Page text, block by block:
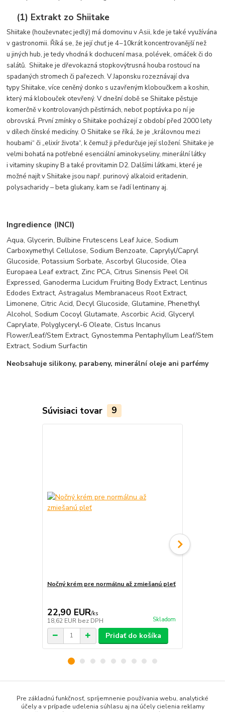
(1) Extrakt zo Shiitake
Shiitake (houževnatec jedlý) má domovinu v Asii, kde je také využívána
v gastronomii. Říká se, že její chuť je 4−10krát koncentrovanější než
u jiných hub, je tedy vhodná k dochucení masa, polévek, omáček či do
salátů. Shiitake je dřevokazná stopkovýtrusná houba rostoucí na
spadaných stromech či pařezech. V Japonsku rozeznávají dva
typy Shiitake, více ceněný donko s uzavřeným kloboučkem a koshin,
který má klobouček otevřený. V dnešní době se Shiitake pěstuje
komerčně v kontrolovaných pěstírnách, neboť poptávka po ní je
obrovská. První zmínky o Shiitake pocházejí z období před 2000 lety
v dílech čínské medicíny. O Shiitake se říká, že je „královnou mezi
houbami“ či „elixír života“, k čemuž ji předurčuje její složení. Shiitake je
velmi bohatá na potřebné esenciální aminokyseliny, minerální látky
i vitaminy skupiny B a také provitamin D2. Dalšími látkami, které je
možné najít v Shiitake jsou např. purinový alkaloid eritadenin,
polysacharidy ‒ beta glukany, kam se řadí lentinany aj.
Ingredience (INCI)
Aqua, Glycerin,Bulbine Frutescens Leaf Juice,Sodium
Carboxymethyl Cellulose,Sodium Benzoate,Caprylyl/Capryl
Glucoside,Potassium Sorbate,Ascorbyl Glucoside,Olea
Europaea Leaf extract, Zinc PCA,Citrus Sinensis Peel Oil
Expressed, Ganoderma Lucidum Fruiting Body Extract,Lentinus
Edodes Extract,Astragalus Membranaceus Root Extract,
Limonene,Citric Acid,Decyl Glucoside, Glutamine,Phenethyl
Alcohol,Sodium Cocoyl Glutamate,Ascorbic Acid, Glyceryl
Caprylate,Polyglyceryl-6 Oleate,Cistus Incanus
Flower/Leaf/Stem Extract, Gynostemma Pentaphyllum Leaf/Stem
Extract,Sodium Surfactin
Neobsahuje silikony, parabeny, minerální oleje ani parfémy
Súvisiaci tovar 9
Nočný krém pre normálnu až zmiešanú pleť
22,90 EUR/ks
18,62 EUR bez DPH Skladom
Pridať do košíka
Tovar zaradený v kategóriách
Pre základnú funkčnosť, spríjemnenie používania webu, analytické
účely a v prípade udelenia súhlasu aj na účely cielenia reklamy